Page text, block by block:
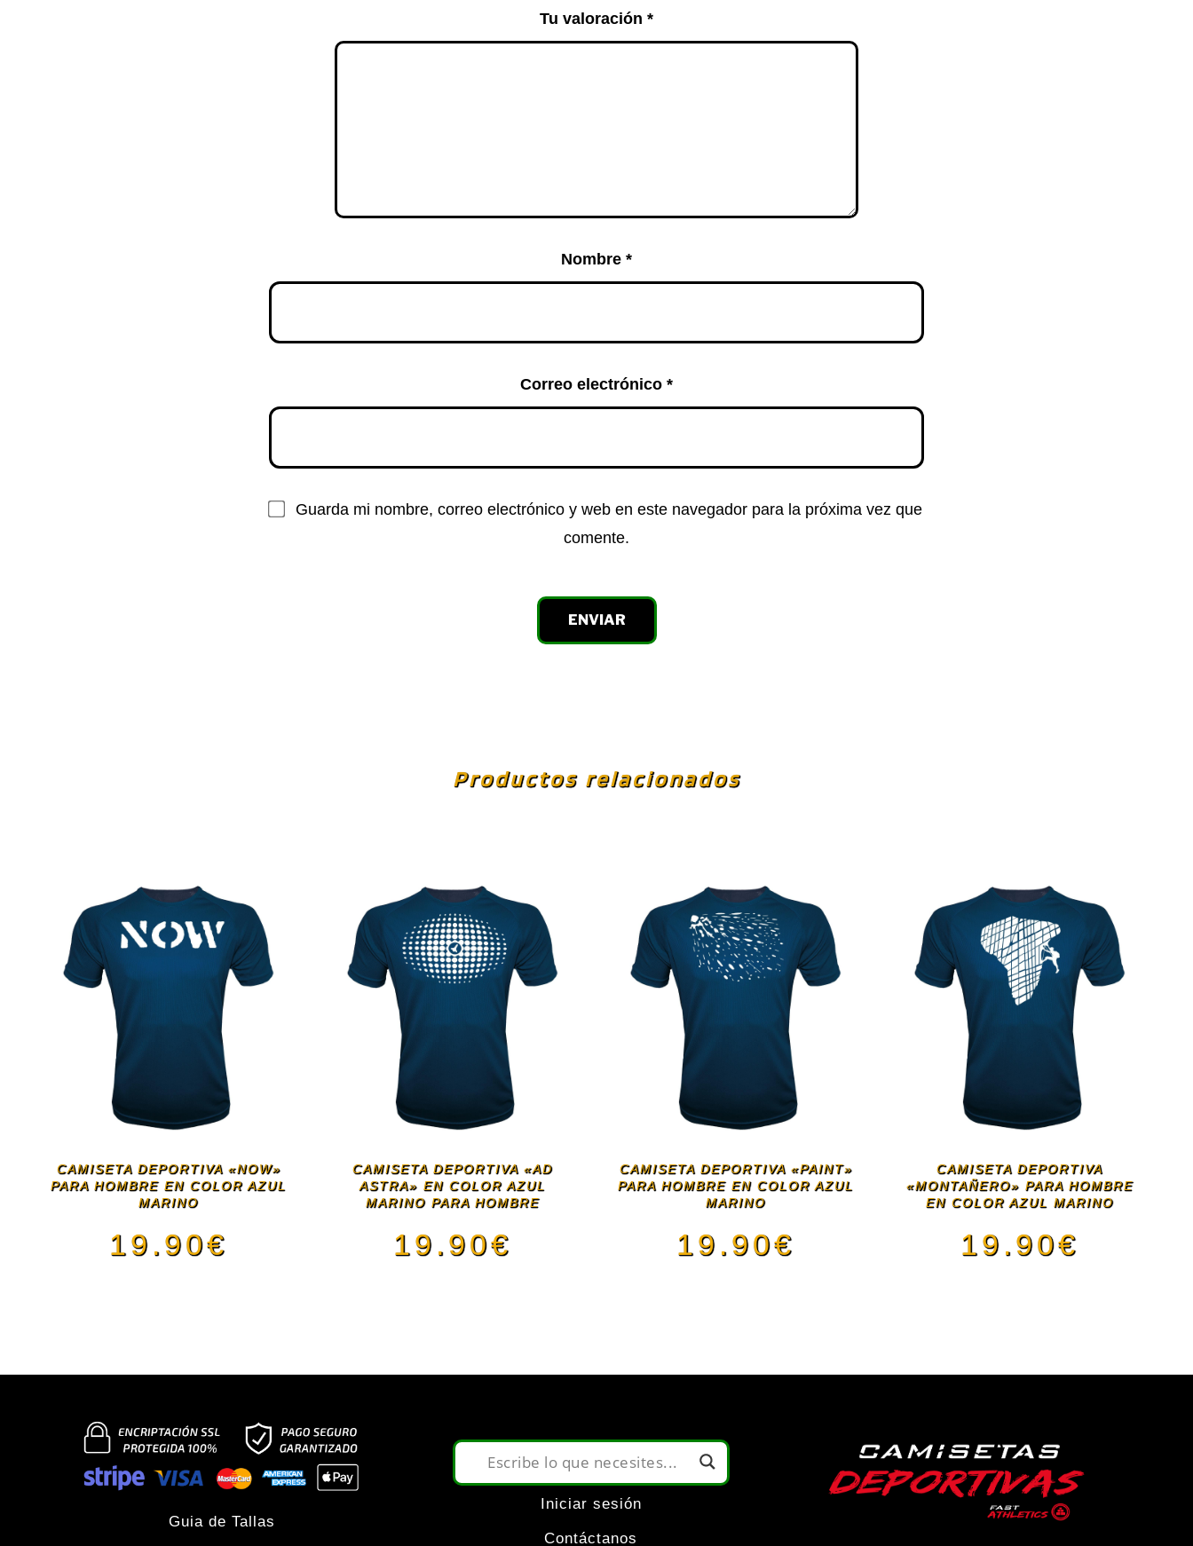
Tu valoración*
Nombre*
Correo electrónico*
Guarda mi nombre, correo electrónico y web en este navegador para la próxima vez que
comente.
Productos relacionados
CAMISETA DEPORTIVA «NOW»
PARA HOMBRE EN COLOR AZUL
MARINO
19.90€
múltiples
variantes.
CAMISETA DEPORTIVA «AD
ASTRA» EN COLOR AZUL
MARINO PARA HOMBRE
19.90€
múltiples
variantes.
CAMISETA DEPORTIVA «PAINT»
PARA HOMBRE EN COLOR AZUL
MARINO
19.90€
múltiples
variantes.
CAMISETA DEPORTIVA
«MONTAÑERO» PARA HOMBRE
EN COLOR AZUL MARINO
19.90€
múltiples
variantes.
Guia de Tallas
Iniciar sesión
Contáctanos